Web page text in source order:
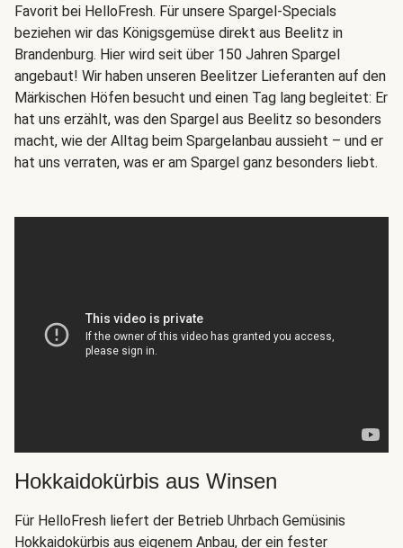
Favorit bei HelloFresh. Für unsere Spargel-Specials
beziehen wir das Königsgemüse direkt aus Beelitz in
Brandenburg. Hier wird seit über 150 Jahren Spargel
angebaut! Wir haben unseren Beelitzer Lieferanten auf den
Märkischen Höfen besucht und einen Tag lang begleitet: Er
hat uns erzählt, was den Spargel aus Beelitz so besonders
macht, wie der Alltag beim Spargelanbau aussieht – und er
hat uns verraten, was er am Spargel ganz besonders liebt.
Hokkaidokürbis aus Winsen
Für HelloFresh liefert der Betrieb Uhrbach Gemüsinis
Hokkaidokürbis aus eigenem Anbau, der ein fester